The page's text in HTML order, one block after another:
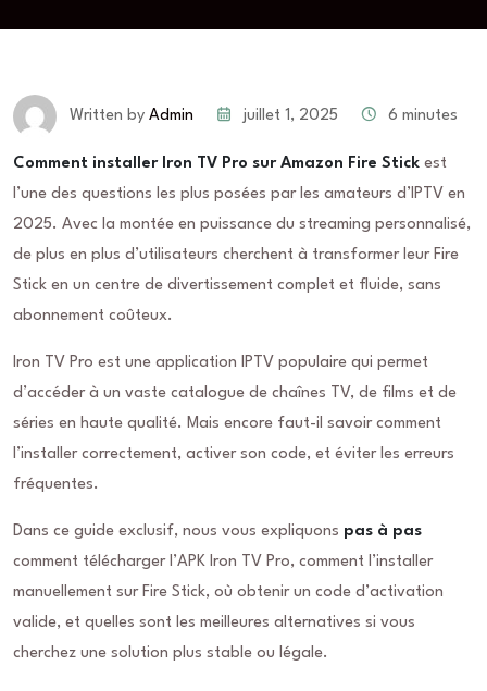
Written by Admin juillet 1, 2025 6 minutes
Comment installer Iron TV Pro sur Amazon Fire Stick est
l’une des questions les plus posées par les amateurs d’IPTV en
2025. Avec la montée en puissance du streaming personnalisé,
de plus en plus d’utilisateurs cherchent à transformer leur Fire
Stick en un centre de divertissement complet et fluide, sans
abonnement coûteux.
Iron TV Pro est une application IPTV populaire qui permet
d’accéder à un vaste catalogue de chaînes TV, de films et de
séries en haute qualité. Mais encore faut-il savoir comment
l’installer correctement, activer son code, et éviter les erreurs
fréquentes.
Dans ce guide exclusif, nous vous expliquons pas à pas
comment télécharger l’APK Iron TV Pro, comment l’installer
manuellement sur Fire Stick, où obtenir un code d’activation
valide, et quelles sont les meilleures alternatives si vous
cherchez une solution plus stable ou légale.